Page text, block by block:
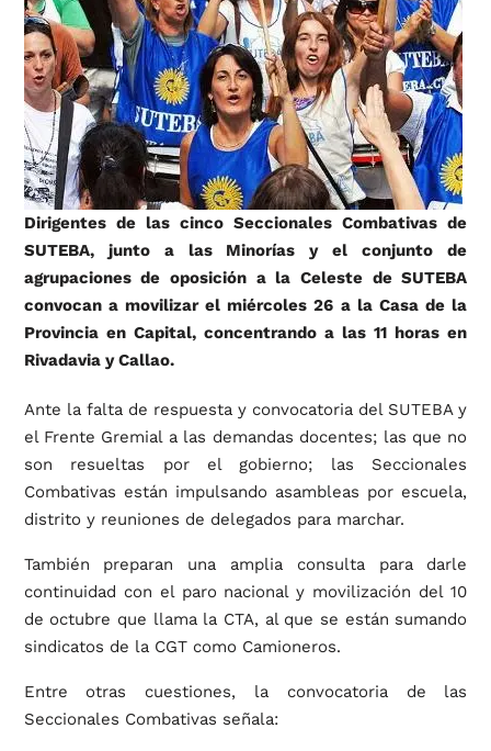
Dirigentes de las cinco Seccionales Combativas de
SUTEBA, junto a las Minorías y el conjunto de
agrupaciones de oposición a la Celeste de SUTEBA
convocan a movilizar el miércoles 26 a la Casa de la
Provincia en Capital, concentrando a las 11 horas en
Rivadavia y Callao.
Ante la falta de respuesta y convocatoria del SUTEBA y
el Frente Gremial a las demandas docentes; las que no
son resueltas por el gobierno; las Seccionales
Combativas están impulsando asambleas por escuela,
distrito y reuniones de delegados para marchar.
También preparan una amplia consulta para darle
continuidad con el paro nacional y movilización del 10
de octubre que llama la CTA, al que se están sumando
sindicatos de la CGT como Camioneros.
Entre otras cuestiones, la convocatoria de las
Seccionales Combativas señala: